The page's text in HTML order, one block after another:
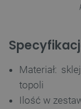
Materiał:
topoli
Ilość w